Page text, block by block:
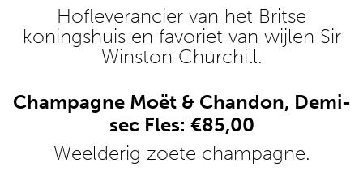
Hofleverancier van het Britse
koningshuis en favoriet van wijlen Sir
Winston Churchill.
Champagne Moët & Chandon, Demi-
sec Fles: €85,00
Weelderig zoete champagne.